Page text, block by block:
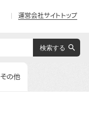
運営会社サイトトップ
その他